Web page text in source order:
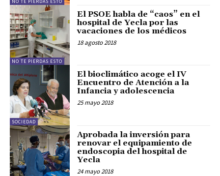
NO TE PIERDAS ESTO
El PSOE habla de “caos” en el
hospital de Yecla por las
vacaciones de los médicos
18 agosto 2018
SOCIEDAD
El bioclimático acoge el IV
Encuentro de Atención a la
Infancia y adolescencia
25 mayo 2018
Aprobada la inversión para
renovar el equipamiento de
endoscopia del hospital de
Yecla
24 mayo 2018